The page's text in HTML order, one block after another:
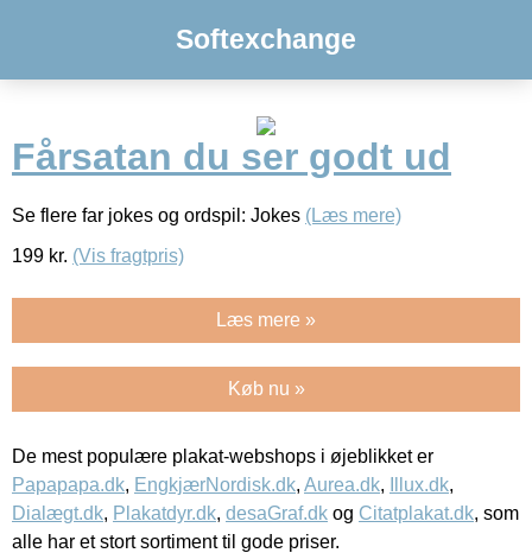
Softexchange
Fårsatan du ser godt ud
Se flere far jokes og ordspil: Jokes (Læs mere)
199 kr. (Vis fragtpris)
Læs mere »
Køb nu »
De mest populære plakat-webshops i øjeblikket er
Papapapa.dk, EngkjærNordisk.dk, Aurea.dk, Illux.dk,
Dialægt.dk, Plakatdyr.dk, desaGraf.dk og Citatplakat.dk, som
alle har et stort sortiment til gode priser.